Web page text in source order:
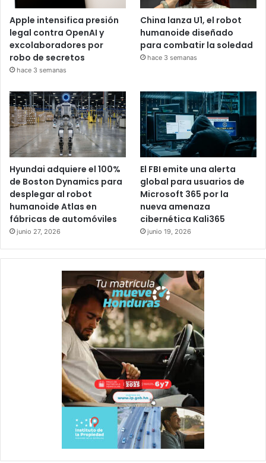
Apple intensifica presión
legal contra OpenAI y
excolaboradores por
robo de secretos
hace 3 semanas
China lanza U1, el robot
humanoide diseñado
para combatir la soledad
hace 3 semanas
Hyundai adquiere el 100%
de Boston Dynamics para
desplegar al robot
humanoide Atlas en
fábricas de automóviles
junio 27, 2026
El FBI emite una alerta
global para usuarios de
Microsoft 365 por la
nueva amenaza
cibernética Kali365
junio 19, 2026